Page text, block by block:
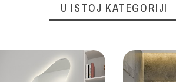
U ISTOJ KATEGORIJI